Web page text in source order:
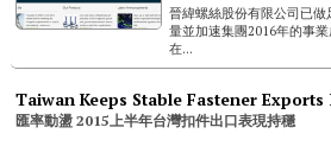
晉緯螺絲股份有限公司已做
量並加速集團2016年的事
在...
Taiwan Keeps Stable Fastener Exports
匯率動盪 2015上半年台灣扣件出口表現持穩